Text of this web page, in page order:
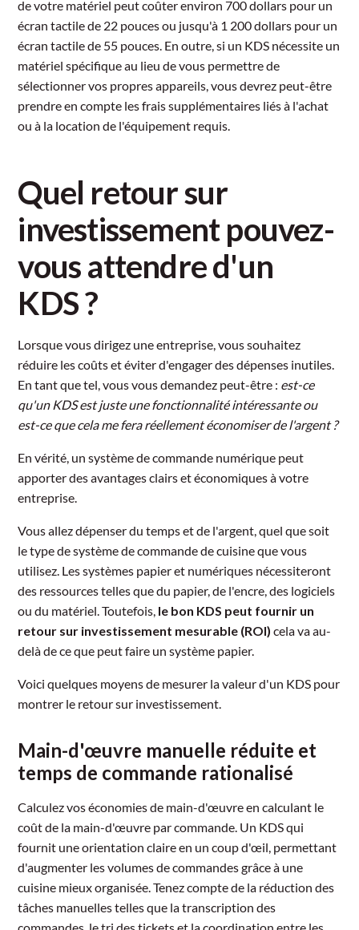
de votre matériel peut coûter environ 700 dollars pour un
écran tactile de 22 pouces ou jusqu'à 1 200 dollars pour un
écran tactile de 55 pouces. En outre, si un KDS nécessite un
matériel spécifique au lieu de vous permettre de
sélectionner vos propres appareils, vous devrez peut-être
prendre en compte les frais supplémentaires liés à l'achat
ou à la location de l'équipement requis.
Quel retour sur
investissement pouvez-
vous attendre d'un
KDS ?
Lorsque vous dirigez une entreprise, vous souhaitez
réduire les coûts et éviter d'engager des dépenses inutiles.
En tant que tel, vous vous demandez peut-être : est-ce
qu'un KDS est juste une fonctionnalité intéressante ou
est-ce que cela me fera réellement économiser de l'argent ?
En vérité, un système de commande numérique peut
apporter des avantages clairs et économiques à votre
entreprise.
Vous allez dépenser du temps et de l'argent, quel que soit
le type de système de commande de cuisine que vous
utilisez. Les systèmes papier et numériques nécessiteront
des ressources telles que du papier, de l'encre, des logiciels
ou du matériel. Toutefois, le bon KDS peut fournir un
retour sur investissement mesurable (ROI)cela va au-
delà de ce que peut faire un système papier.
Voici quelques moyens de mesurer la valeur d'un KDS pour
montrer le retour sur investissement.
Main-d'œuvre manuelle réduite et
temps de commande rationalisé
Calculez vos économies de main-d'œuvre en calculant le
coût de la main-d'œuvre par commande. Un KDS qui
fournit une orientation claire en un coup d'œil, permettant
d'augmenter les volumes de commandes grâce à une
cuisine mieux organisée. Tenez compte de la réduction des
tâches manuelles telles que la transcription des